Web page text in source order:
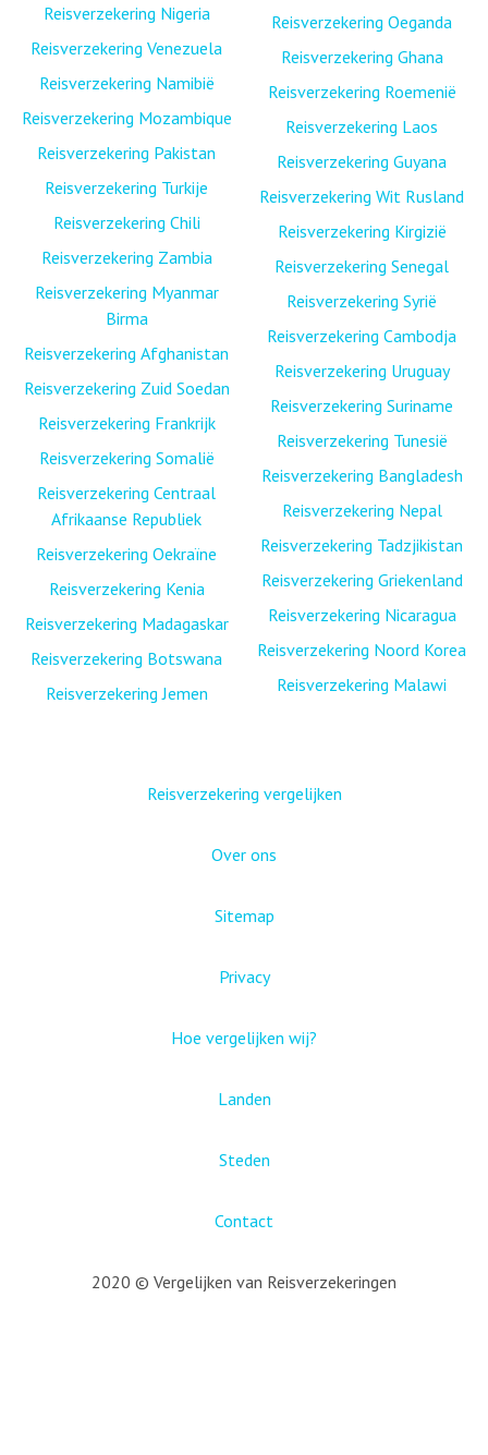
Reisverzekering Nigeria
Reisverzekering Venezuela
Reisverzekering Namibië
Reisverzekering Mozambique
Reisverzekering Pakistan
Reisverzekering Turkije
Reisverzekering Chili
Reisverzekering Zambia
Reisverzekering Myanmar
Birma
Reisverzekering Afghanistan
Reisverzekering Zuid Soedan
Reisverzekering Frankrijk
Reisverzekering Somalië
Reisverzekering Centraal
Afrikaanse Republiek
Reisverzekering Oekraïne
Reisverzekering Kenia
Reisverzekering Madagaskar
Reisverzekering Botswana
Reisverzekering Jemen
Reisverzekering Oeganda
Reisverzekering Ghana
Reisverzekering Roemenië
Reisverzekering Laos
Reisverzekering Guyana
Reisverzekering Wit Rusland
Reisverzekering Kirgizië
Reisverzekering Senegal
Reisverzekering Syrië
Reisverzekering Cambodja
Reisverzekering Uruguay
Reisverzekering Suriname
Reisverzekering Tunesië
Reisverzekering Bangladesh
Reisverzekering Nepal
Reisverzekering Tadzjikistan
Reisverzekering Griekenland
Reisverzekering Nicaragua
Reisverzekering Noord Korea
Reisverzekering Malawi
Reisverzekering vergelijken
Over ons
Sitemap
Privacy
Hoe vergelijken wij?
Landen
Steden
Contact
2020 © Vergelijken van Reisverzekeringen